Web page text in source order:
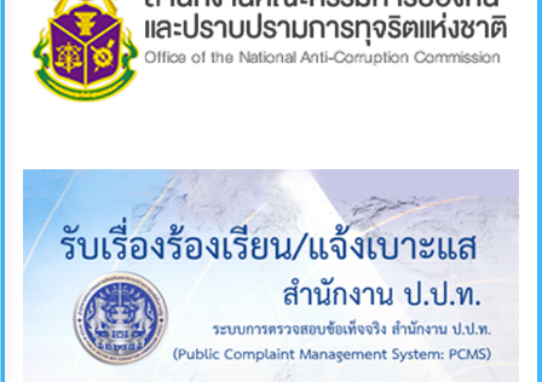
คลัง
แผนการ
การ
ทุจริต
ดำเนิน